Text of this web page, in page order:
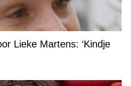
Lieke Martens: ‘Kindje